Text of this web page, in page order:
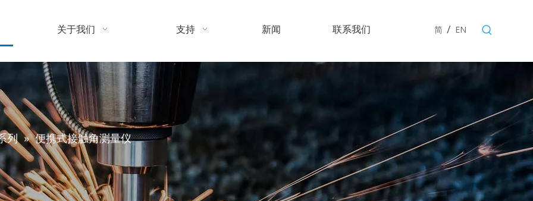
关于我们 支持 新闻 联系我们 简 / EN
列 » 便携式接触角测量仪